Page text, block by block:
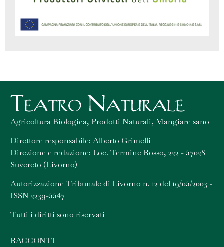
Agricoltura Biologica, Prodotti Naturali, Mangiare sano
Direttore responsabile: Alberto Grimelli
Direzione e redazione: Loc. Termine Rosso, 222 - 57028
Suvereto (Livorno)
Autorizzazione Tribunale di Livorno n. 12 del 19/05/2003 -
ISSN 2239-5547
Tutti i diritti sono riservati
RACCONTI